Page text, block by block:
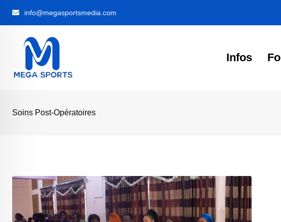
info@megasportsmedia.com
Infos
Soins Post-Opératoires